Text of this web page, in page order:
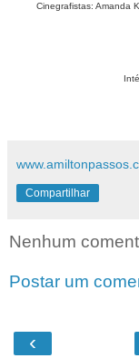
Cinegrafistas: Amanda
Compartilhar
Nenhum
Postar um
‹